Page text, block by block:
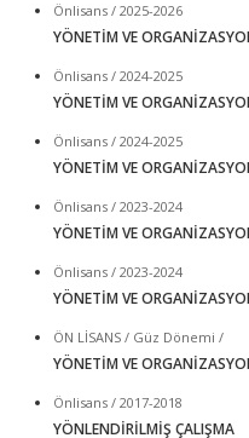
Önlisans / 2025-2026
YÖNETİM VE
Önlisans / 2024-2025
YÖNETİM VE
Önlisans / 2024-2025
YÖNETİM VE
Önlisans / 2023-2024
YÖNETİM VE
Önlisans / 2023-2024
YÖNETİM VE
ÖN LİSANS / Güz Dönemi /
YÖNETİM VE
Önlisans / 2017-2018
YÖNLENDİRİLMİŞ ÇALIŞMA